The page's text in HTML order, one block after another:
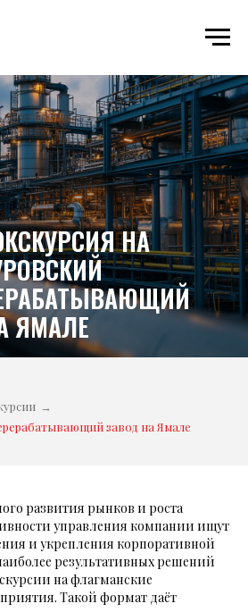
НА
ЯМАЛЕ
→
завод на Ямале
развития рынков и роста
управления компании ищут
и укрепления корпоративной
результативных решений
на флагманские
Такой формат даёт